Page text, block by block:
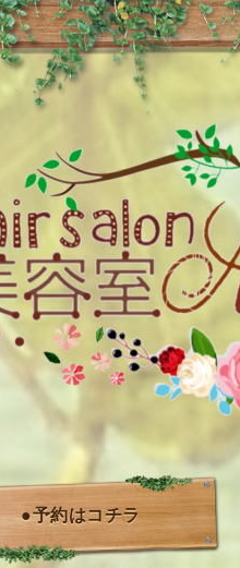
●予約はコチラ